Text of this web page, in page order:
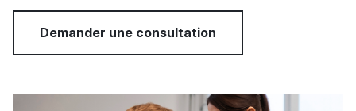
Demander une consultation